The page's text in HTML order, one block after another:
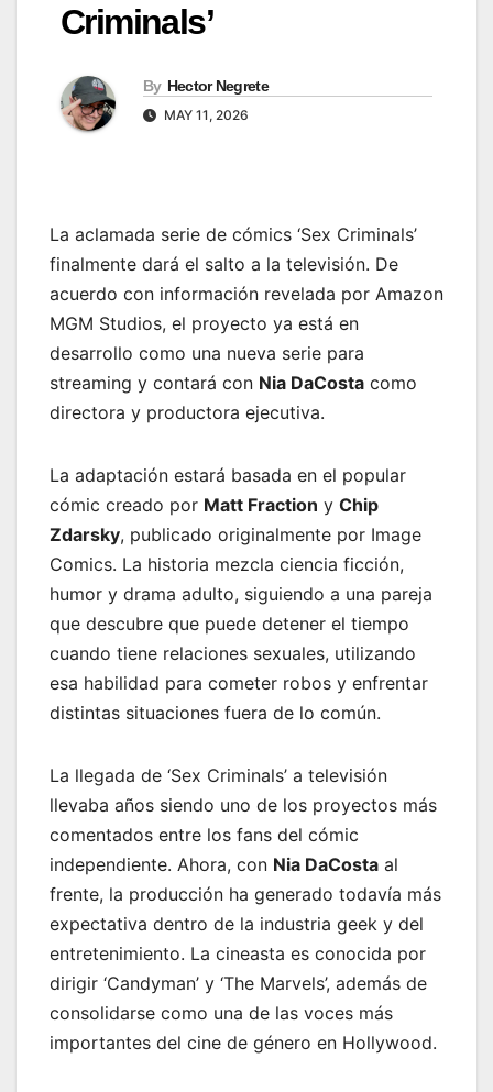
Criminals’
By Hector Negrete
MAY 11, 2026
La aclamada serie de cómics ‘Sex Criminals’
finalmente dará el salto a la televisión. De
acuerdo con información revelada por Amazon
MGM Studios, el proyecto ya está en
desarrollo como una nueva serie para
streaming y contará con Nia DaCosta como
directora y productora ejecutiva.
La adaptación estará basada en el popular
cómic creado por Matt Fraction y Chip
Zdarsky, publicado originalmente por Image
Comics. La historia mezcla ciencia ficción,
humor y drama adulto, siguiendo a una pareja
que descubre que puede detener el tiempo
cuando tiene relaciones sexuales, utilizando
esa habilidad para cometer robos y enfrentar
distintas situaciones fuera de lo común.
La llegada de ‘Sex Criminals’ a televisión
llevaba años siendo uno de los proyectos más
comentados entre los fans del cómic
independiente. Ahora, con Nia DaCosta al
frente, la producción ha generado todavía más
expectativa dentro de la industria geek y del
entretenimiento. La cineasta es conocida por
dirigir ‘Candyman’ y ‘The Marvels’, además de
consolidarse como una de las voces más
importantes del cine de género en Hollywood.